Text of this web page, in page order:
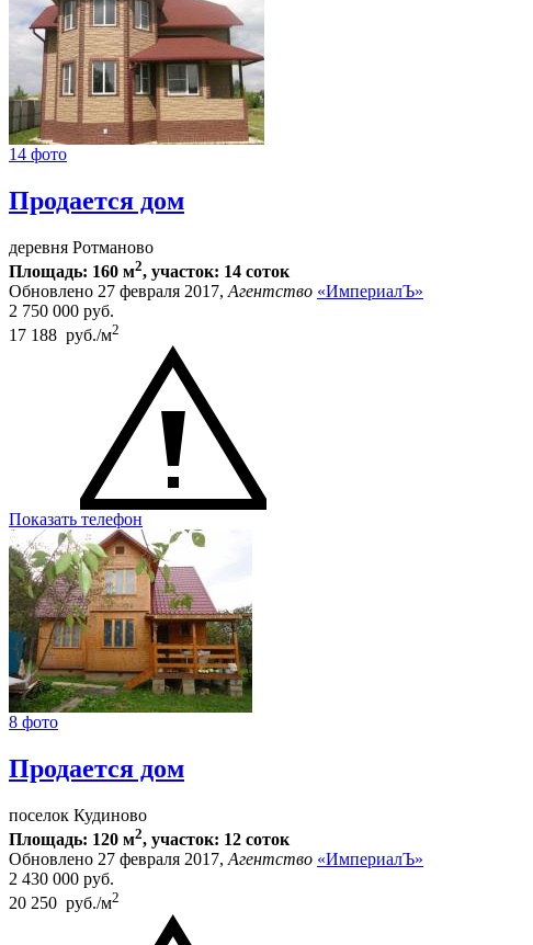
14 фото
Продается дом
деревня Ротманово
Площадь: 160 м2, участок: 14 соток
Обновлено 27 февраля 2017, Агентство «ИмпериалЪ»
2 750 000 руб.
17 188 руб./м2
Показать телефон
8 фото
Продается дом
поселок Кудиново
Площадь: 120 м2, участок: 12 соток
Обновлено 27 февраля 2017,Агентство «ИмпериалЪ»
2 430 000 руб.
20 250 руб./м2